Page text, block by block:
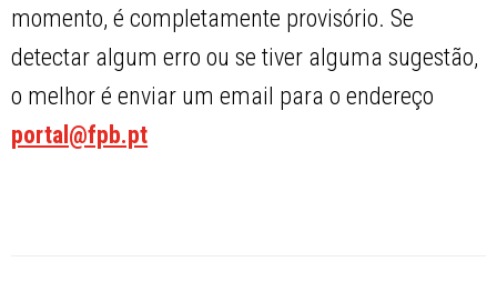
momento, é completamente provisório. Se
detectar algum erro ou se tiver alguma sugestão,
o melhor é enviar um email para o endereço
portal@fpb.pt